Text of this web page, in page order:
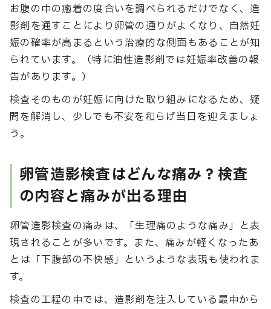
お腹の中の癒着の度合いを調べられるだけでなく、造
影剤を通すことにより卵管の通りがよくなり、自然妊
娠の確率が高まるという治療的な側面もあることが知
られています。（特に油性造影剤では妊娠率改善の報
告があります。）
検査そのものが妊娠に向けた取り組みになるため、疑
問を解消し、少しでも不安を和らげ当日を迎えましょ
う。
卵管造影検査はどんな痛み？検査
の内容と痛みが出る理由
卵管造影検査の痛みは、「生理痛のような痛み」と表
現されることが多いです。また、痛みが軽くなったあ
とは「下腹部の不快感」というような表現も使われま
す。
検査の工程の中では、造影剤を注入している最中から